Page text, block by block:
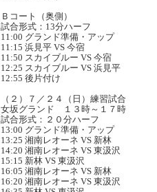
Ｂコート（奥側）
試合形式：13分ハーフ
11:00 グランド準備・アップ
11:15 浜見平 VS 今宿
11:50 スカイブルー VS 今宿
12:25 スカイブルー VS 浜見平
12:55 後片付け
（２）７／２４（日）練習試合
女坂グランド １３時～１７時
試合形式：２０分ハーフ
13:00 グランド準備・アップ
13:25 湘南レオーネ VS 新林
14:20 湘南レオーネ VS 東汲沢
15:15 新林 VS 東汲沢
16:05 湘南レオーネ VS 新林
16:20 湘南レオーネ VS 東汲沢